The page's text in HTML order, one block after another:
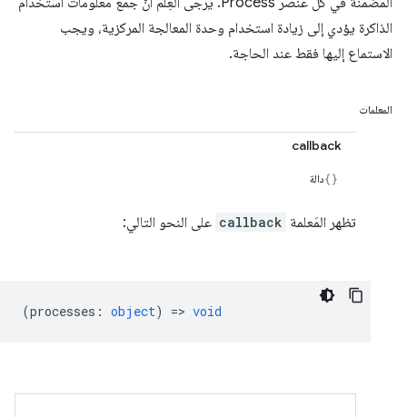
الذاكرة يؤدي إلى زيادة استخدام وحدة المعالجة المركزية، ويجب
الاستماع إليها فقط عند الحاجة.
المعلمات
callback
دالة
تظهر المَعلمة callback على النحو التالي:
(processes : object) => void